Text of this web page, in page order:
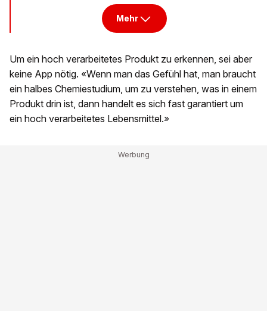
Mehr
Um ein hoch verarbeitetes Produkt zu erkennen, sei aber
keine App nötig. «Wenn man das Gefühl hat, man braucht
ein halbes Chemiestudium, um zu verstehen, was in einem
Produkt drin ist, dann handelt es sich fast garantiert um
ein hoch verarbeitetes Lebensmittel.»